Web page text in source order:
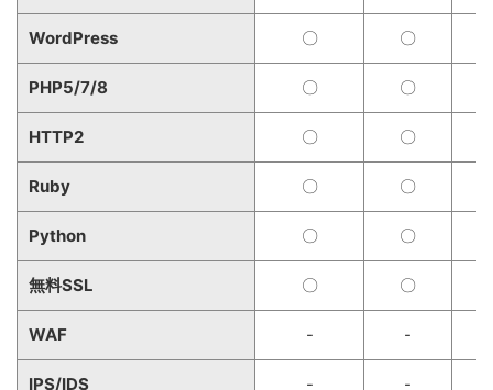
WordPress 〇 〇
PHP5/7/8 〇 〇
HTTP2 〇 〇
Ruby 〇 〇
Python 〇 〇
無料SSL 〇 〇
WAF - -
IPS/IDS - -